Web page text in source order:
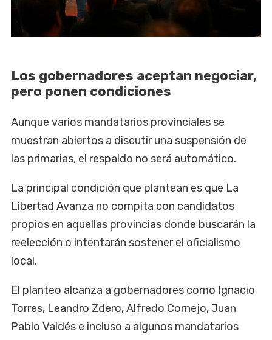
Los gobernadores aceptan negociar,
pero ponen condiciones
Aunque varios mandatarios provinciales se
muestran abiertos a discutir una suspensión de
las primarias, el respaldo no será automático.
La principal condición que plantean es que La
Libertad Avanza no compita con candidatos
propios en aquellas provincias donde buscarán la
reelección o intentarán sostener el oficialismo
local.
El planteo alcanza a gobernadores como Ignacio
Torres, Leandro Zdero, Alfredo Cornejo, Juan
Pablo Valdés e incluso a algunos mandatarios